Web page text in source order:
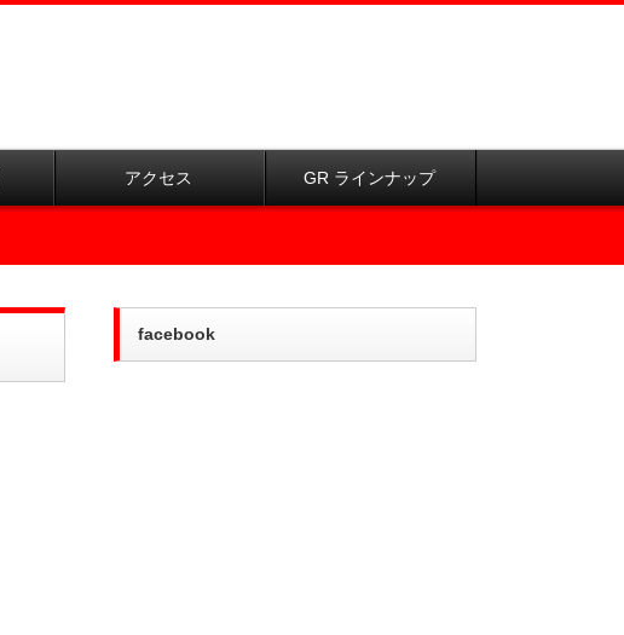
アクセス GR ラインナップ
facebook